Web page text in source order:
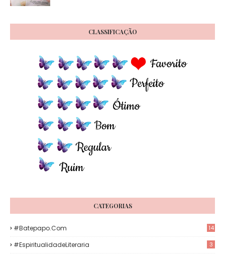
CLASSIFICAÇÃO
CATEGORIAS
#Batepapo.com 14
#EspiritualidadeLiteraria 3